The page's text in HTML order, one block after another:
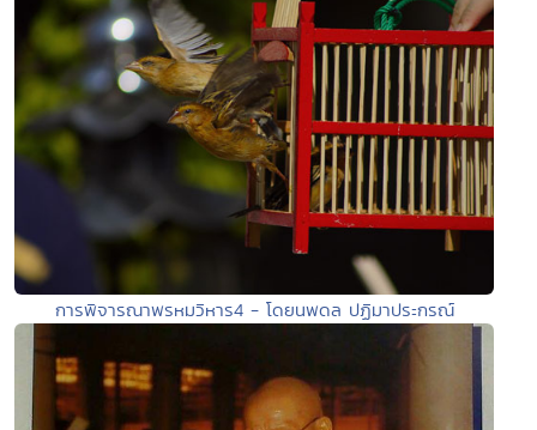
การพิจารณาพรหมวิหาร4 - โดยนพดล ปฏิมาประกรณ์